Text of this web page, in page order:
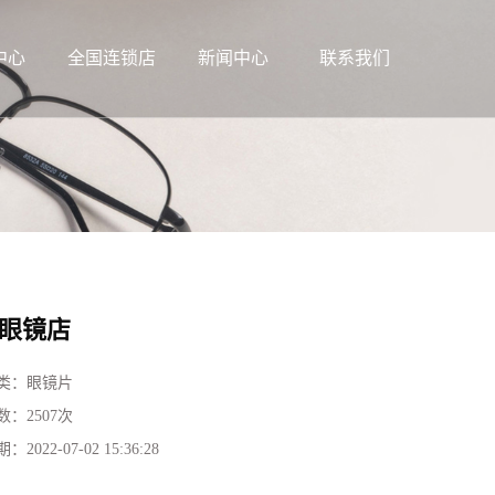
心 全国连锁店 新闻中心 联系我们
镜店
：
眼镜片
： 2507次
： 2022-07-02 15:36:28